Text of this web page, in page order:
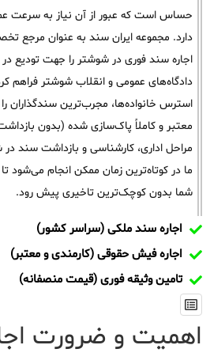
حساس است که عبور از آن نیاز به سرعت
دارد. مجموعه ایران سند به عنوان مرجع
اجاره سند فوری در شوشتر را جهت تودیع در
دادگاه‌های عمومی و انقلاب شوشتر فراهم
استرس خانواده‌ها، مجرب‌ترین سندگذاران
معتبر و کاملاً پاک‌سازی شده (بدون
مراحل اداری، کارشناسی و بازداشت سند
ما در کوتاه‌ترین زمان ممکن انجام می‌شود
شما بدون کوچک‌ترین تاخیری پیش رود.
اجاره سند ملکی (سراسر کشور)
اجاره فیش حقوقی (کارمندی و معتبر)
تامین وثیقه فوری (قیمت منصفانه)
اهمیت و ضرورت